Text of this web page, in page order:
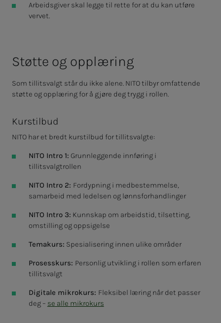
Arbeidsgiver skal legge til rette for at du kan utføre
vervet.
Støt­­­te og opp­­­læ­­­ring
Som tillitsvalgt står du ikke alene. NITO tilbyr omfattende
støtte og opplæring for å gjøre deg trygg i rollen.
Kurstilbud
NITO har et bredt kurstilbud for tillitsvalgte:
NITO Intro 1: Grunnleggende innføring i
tillitsvalgtrollen
NITO Intro 2: Fordypning i medbestemmelse,
samarbeid med ledelsen og lønnsforhandlinger
NITO Intro 3: Kunnskap om arbeidstid, tilsetting,
omstilling og oppsigelse
Temakurs: Spesialisering innen ulike områder
Prosesskurs: Personlig utvikling i rollen som erfaren
tillitsvalgt
Digitale mikrokurs: Fleksibel læring når det passer
deg – se alle mikrokurs